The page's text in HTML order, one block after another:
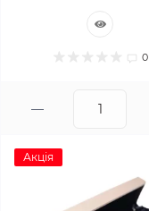
0
Акція